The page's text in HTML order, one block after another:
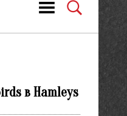
в Hamleys